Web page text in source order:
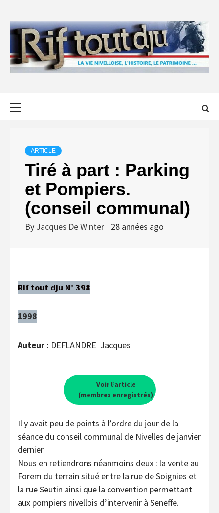
content
ARTICLE
Tiré à part : Parking
et Pompiers.
(conseil communal)
By Jacques De Winter 28 années ago
Rif tout dju N° 398
1998
Auteur : DEFLANDRE Jacques
Voir l’article
(membres enregistrés)
Il y avait peu de points à l’ordre du jour de la
séance du conseil communal de Nivelles de janvier
dernier.
Nous en retiendrons néanmoins deux : la vente au
Forem du terrain situé entre la rue de Soignies et
la rue Seutin ainsi que la convention permettant
aux pompiers nivellois d’intervenir à Seneffe.